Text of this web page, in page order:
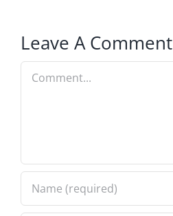
Leave A Comment
Comment